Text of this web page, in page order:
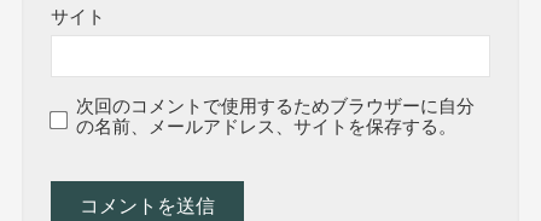
サイト
次回のコメントで使用するためブラウザーに自分
の名前、メールアドレス、サイトを保存する。